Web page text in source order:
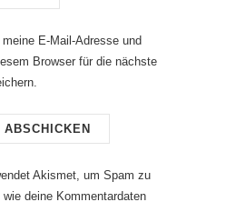
E-Mail-Adresse und
Browser für die nächste
Akismet, um Spam zu
wie deine Kommentardaten